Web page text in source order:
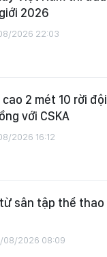
2026
2026 22:03
2 mét 10 rời đội
với CSKA
2026 16:12
sân tập thể thao
08/2026 08:09